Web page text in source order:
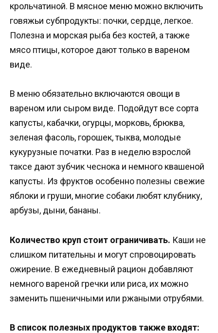
крольчатиной. В мясное меню можно включить
говяжьи субпродукты: почки, сердце, легкое.
Полезна и морская рыба без костей, а также
мясо птицы, которое дают только в вареном
виде.
В меню обязательно включаются овощи в
вареном или сыром виде. Подойдут все сорта
капусты, кабачки, огурцы, морковь, брюква,
зеленая фасоль, горошек, тыква, молодые
кукурузные початки. Раз в неделю взрослой
таксе дают зубчик чеснока и немного квашеной
капусты. Из фруктов особенно полезны свежие
яблоки и груши, многие собаки любят клубнику,
арбузы, дыни, бананы.
Количество круп стоит ограничивать. Каши не
слишком питательны и могут спровоцировать
ожирение. В ежедневный рацион добавляют
немного вареной гречки или риса, их можно
заменить пшеничными или ржаными отрубями.
В список полезных продуктов также входят: